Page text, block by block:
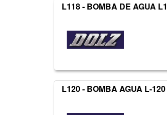
L118 - BOMBA DE AGUA
L120 - BOMBA AGUA L-